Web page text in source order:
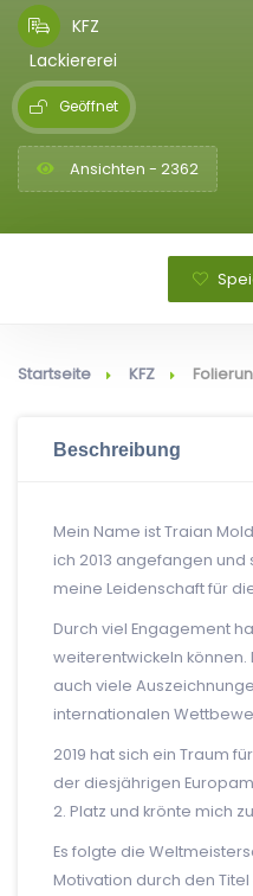
KFZ
Lackiererei
Geöffnet
Ansichten - 2362
Startseite KFZ
Beschreibung
Mein Name ist Traian
ich 2013 angefangen
meine Leidenschaft für
Durch viel Engagement
weiterentwickeln
auch viele
internationalen
2019 hat sich ein Traum
der diesjährigen
2. Platz und krönte mich
Es folgte die
Motivation durch den